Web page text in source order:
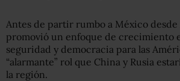
Antes de partir rumbo a México
promovió un enfoque de crecimiento
seguridad y democracia para las
“alarmante” rol que China y Rusia
la región.